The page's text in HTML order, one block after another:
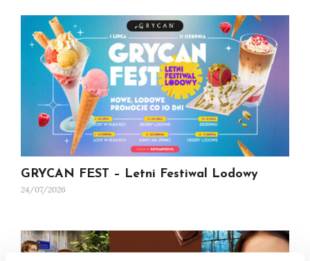
GRYCAN FEST – Letni Festiwal Lodowy
24/07/2026